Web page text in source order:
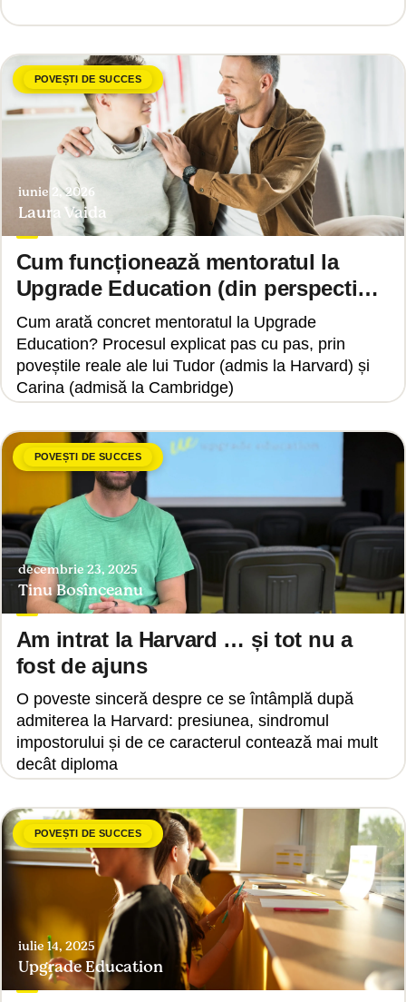
POVEȘTI DE SUCCES
iunie 2, 2026
Laura Vaida
Cum funcționează mentoratul la
Upgrade Education (din perspectiva
unui student)
Cum arată concret mentoratul la Upgrade
Education? Procesul explicat pas cu pas, prin
poveștile reale ale lui Tudor (admis la Harvard) și
Carina (admisă la Cambridge)
POVEȘTI DE SUCCES
decembrie 23, 2025
Tinu Bosînceanu
Am intrat la Harvard … și tot nu a
fost de ajuns
O poveste sinceră despre ce se întâmplă după
admiterea la Harvard: presiunea, sindromul
impostorului și de ce caracterul contează mai mult
decât diploma
POVEȘTI DE SUCCES
iulie 14, 2025
Upgrade Education